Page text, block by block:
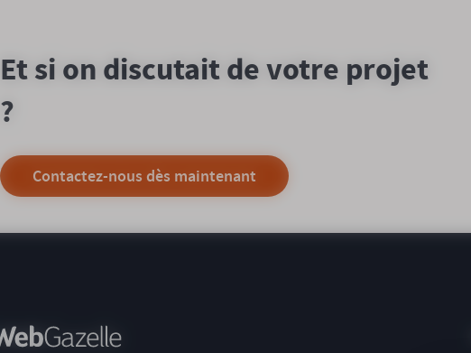
Et si on discutait de votre projet
?
Contactez-nous dès maintenant